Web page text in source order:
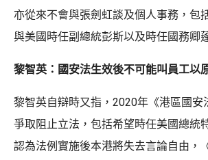
亦從來不會與張劍虹談及個人事務，包
與美國時任副總統彭斯以及時任國務卿
黎智英：國安法生效後不可能叫員工以
黎智英自辯時又指，2020年《港區國安
爭取阻止立法，包括希望時任美國總統
認為法例實施後本港將失去言論自由，